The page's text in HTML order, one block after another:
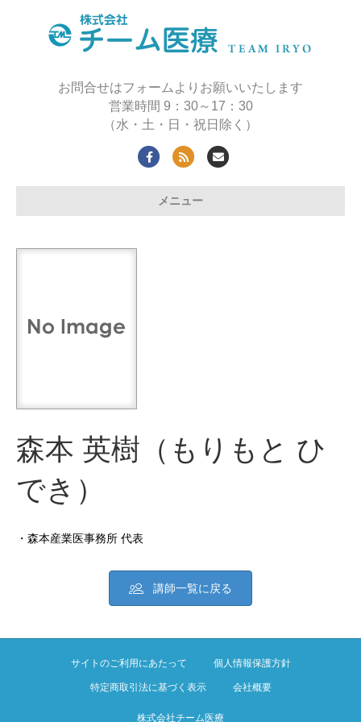
お問合せはフォームよりお願いいたします
営業時間 9：30～17：30
（水・土・日・祝日除く）
Facebook
Rss Email
メニュー
森本 英樹（もりもと ひ
でき）
・森本産業医事務所 代表
講師一覧に戻る
サイトのご利用にあたって 個人情報保護方針
特定商取引法に基づく表示 会社概要
株式会社チーム医療